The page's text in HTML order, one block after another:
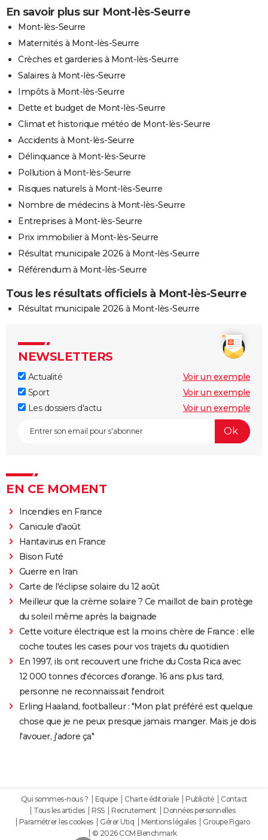
En savoir plus sur Mont-lès-Seurre
Mont-lès-Seurre
Maternités à Mont-lès-Seurre
Crèches et garderies à Mont-lès-Seurre
Salaires à Mont-lès-Seurre
Impôts à Mont-lès-Seurre
Dette et budget de Mont-lès-Seurre
Climat et historique météo de Mont-lès-Seurre
Accidents à Mont-lès-Seurre
Délinquance à Mont-lès-Seurre
Pollution à Mont-lès-Seurre
Risques naturels à Mont-lès-Seurre
Nombre de médecins à Mont-lès-Seurre
Entreprises à Mont-lès-Seurre
Prix immobilier à Mont-lès-Seurre
Résultat municipale 2026 à Mont-lès-Seurre
Référendum à Mont-lès-Seurre
Tous les résultats officiels à Mont-lès-Seurre
Résultat municipale 2026 à Mont-lès-Seurre
NEWSLETTERS
Actualité
Voir un exemple
Sport
Voir un exemple
Les dossiers d'actu
Voir un exemple
EN CE MOMENT
Incendies en France
Canicule d'août
Hantavirus en France
Bison Futé
Guerre en Iran
Carte de l'éclipse solaire du 12 août
Meilleur que la crème solaire ? Ce maillot de bain protège
du soleil même après la baignade
Cette voiture électrique est la moins chère de France : elle
coche toutes les cases pour vos trajets du quotidien
En 1997, ils ont recouvert une friche du Costa Rica avec
12 000 tonnes d'écorces d'orange. 16 ans plus tard,
personne ne reconnaissait l'endroit
Erling Haaland, footballeur : "Mon plat préféré est quelque
chose que je ne peux presque jamais manger. Mais je dois
l'avouer, j'adore ça"
Qui sommes-nous ? Equipe Charte éditoriale Publicité
Contact
Tous les articles
RSS Recrutement
Données personnelles
Paramétrer les cookies
Gérer Utiq Mentions légales
Groupe Figaro
© 2026 CCM Benchmark